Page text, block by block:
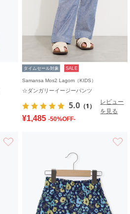
タイムセール対象 SALE
Samansa Mos2 Lagom（KIDS）
☆ダンガリーイージーパンツ
5.0 （1）
レビュー
を見る
¥1,485 -50%OFF-